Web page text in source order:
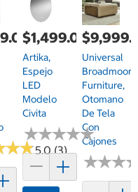
★★
★★5.0 (3)
$1,499.00
Artika,
Espejo
LED
Modelo
Civita
★★★★★
★★★★★
Universal
Broadmoore
Furniture,
Otomano
De Tela
Con
Cajones
★★★
★★★